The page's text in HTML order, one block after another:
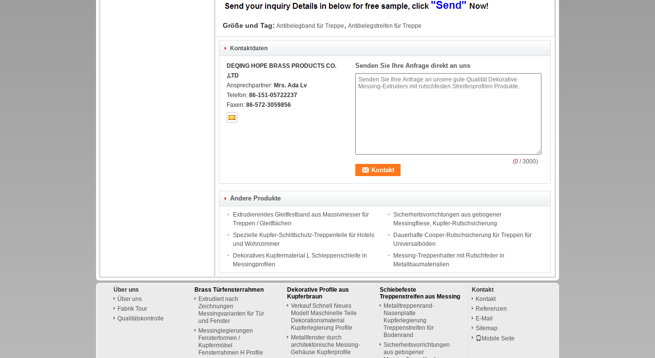
Größe und Tag: Antibelegband für Treppe, Antibelegstreifen für Treppe
Kontaktdaten
DEQING HOPE BRASS PRODUCTS CO.
,LTD
Ansprechpartner: Mrs. Ada Lv
Telefon: 86-151-05722237
Faxen: 86-572-3059856
Senden Sie Ihre Anfrage direkt an uns
(0 / 3000)
Andere Produkte
Extrudierendes Gleitfestband aus Massivmesser für
Treppen / Gleitflächen
Sicherheitsvorrichtungen aus gebogener
Messingfliese, Kupfer-Rutschsicherung
Spezielle Kupfer-Schlittschutz-Treppenteile für Hotels
und Wohnzimmer
Dauerhafte Cooper-Rutschsicherung für Treppen für
Universalböden
Dekoratives Kupfermaterial L Schleppenschleife in
Messingprofilen
Messing-Treppenhalter mit Rutschfeder in
Metallbaumaterialien
Über uns
Über uns
Fabrik Tour
Qualitätskontrolle
Brass Türfensterrahmen
Extrudiert nach
Zeichnungen
Messingvarianten für Tür
und Fenster
Messinglegierungen
Fensterformen /
Kupfermöbel
Fensterrahmen H Profile
Dekorative Profile aus
Kupferbraun
Verkauf Schnell Neues
Modell Maschinelle Teile
Dekorationsmaterial
Kupferlegierung Profile
Metallfenster durch
architektonische Messing-
Gehäuse Kupferprofile
Schiebefeste
Treppenstreifen aus Messing
Metalltreppenrand-
Nasenplatte
Kupferlegierung
Treppenstreifen für
Bodenrand
Sicherheitsvorrichtungen
aus gebogener
Kontakt
Kontakt
Referenzen
E-Mail
Sitemap
Mobile Seite